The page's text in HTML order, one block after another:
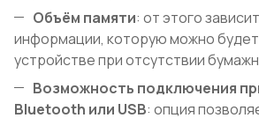
Объём памяти: от этого
информации, которую можно будет
устройстве при отсутствии
Возможность подключения
Bluetooth или USB: опция